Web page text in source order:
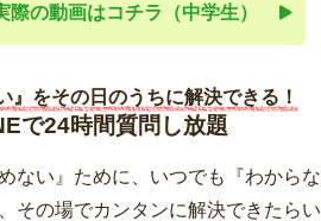
際の動画はコチラ（中学生）
』をその日のうちに解決できる！
で24時間質問し放題
ない』ために、いつでも『わからな
その場でカンタンに解決できたらい